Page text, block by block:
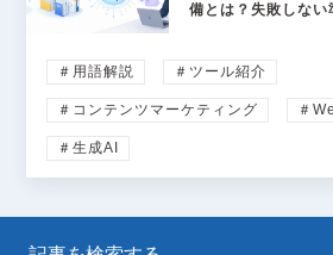
備とは？失敗しない
＃用語解説 ＃ツール紹介
＃コンテンツマーケティング ＃
＃生成AI